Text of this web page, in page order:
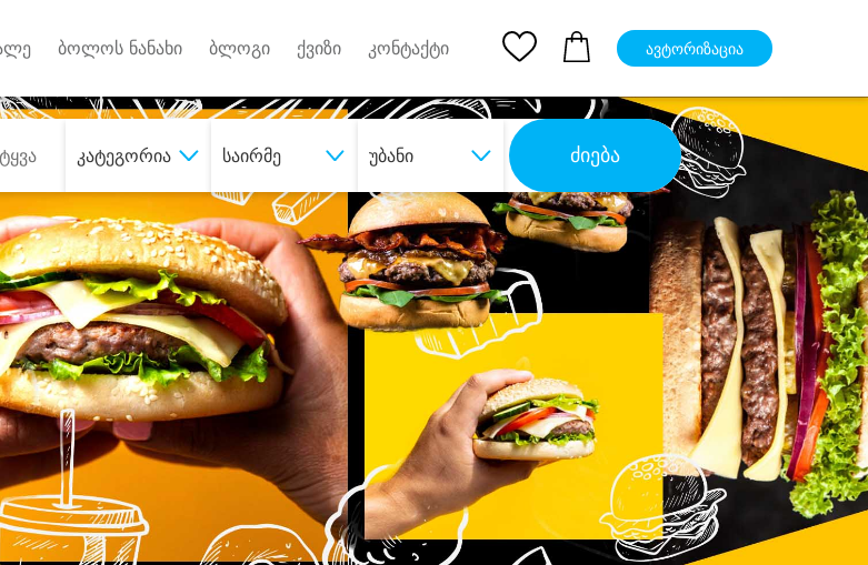
ბოლოს ნანახი ბლოგი ქვიზი კონტაქტი ავტორიზაცია
კატეგორია საირმე უბანი ძიება
მომსახურებადიდი დანაზოგით